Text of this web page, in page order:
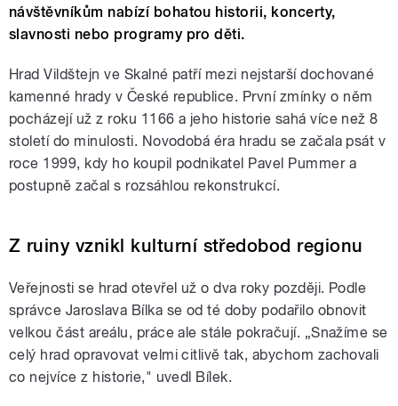
návštěvníkům nabízí bohatou historii, koncerty,
slavnosti nebo programy pro děti.
Hrad Vildštejn ve Skalné patří mezi nejstarší dochované
kamenné hrady v České republice. První zmínky o něm
pocházejí už z roku 1166 a jeho historie sahá více než 8
století do minulosti. Novodobá éra hradu se začala psát v
roce 1999, kdy ho koupil podnikatel Pavel Pummer a
postupně začal s rozsáhlou rekonstrukcí.
Z ruiny vznikl kulturní středobod regionu
Veřejnosti se hrad otevřel už o dva roky později. Podle
správce Jaroslava Bílka se od té doby podařilo obnovit
velkou část areálu, práce ale stále pokračují. „Snažíme se
celý hrad opravovat velmi citlivě tak, abychom zachovali
co nejvíce z historie," uvedl Bílek.